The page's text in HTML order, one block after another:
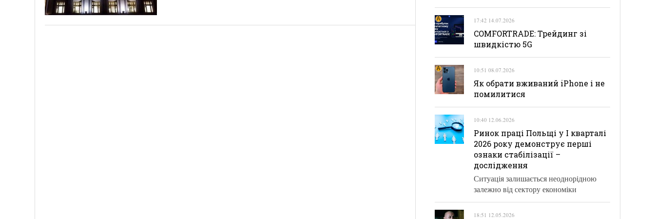
17:42 14.07.2026
COMFORTRADE: Трейдинг зі
швидкістю 5G
10:51 08.07.2026
Як обрати вживаний iPhone і не
помилитися
10:40 12.06.2026
Ринок праці Польщі у І кварталі
2026 року демонструє перші
ознаки стабілізації –
дослідження
Ситуація залишається неоднорідною
залежно від сектору економіки
18:51 12.05.2026